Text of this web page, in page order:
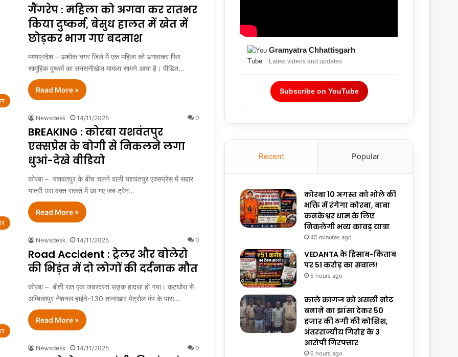
गैंगरेप : महिला को अगवा कर रातभर
किया दुष्कर्म, बेसुध हालत में खेत में
छोड़कर भाग गए बदमाश
मध्यप्रदेश – अशोक नगर जिले में एक महिला को अगवाकर फिर
सामूहिक दुष्कर्म का सनसनीखेज मामला सामने आया है। पीड़ित…
Read More »
Newsdesk 14/11/2025 0
BREAKING : कोरबा यशवंतपुर
एक्सप्रेस के बोगी से निकलने लगा
धुआं-देखे वीडियो
कोरबा – यशवंतपुर के बीच चलने वाली यशवंतपुर एक्सप्रेस में सवार
यात्री उस वक्त सकते में आ गए जब ट्रेन…
Read More »
Newsdesk 14/11/2025 0
Road Accident : ट्रेलर और बोलेरो
की भिड़ंत में दो लोगों की दर्दनाक मौत
कोरबा – बीती रात एक जबरदस्त सड़क हादसा हो गया। कटघोरा से
अम्बिकापुर नेशनल हाईवे-130 तानाखार पेट्रोल पंप के पास…
Read More »
Newsdesk 14/11/2025 0
Gramyatra Chhattisgarh
Latest videos and updates
Subscribe on YouTube
Recent Popular
कोरबा 10 अगस्त को भोले की
भक्ति में रंगेगा कोरबा, बाबा
कनकेश्वर धाम के लिए
निकलेगी भव्य कावड़ यात्रा
45 minutes ago
VEDANTA के हिसाब-किताब
पर ₹51 करोड़ का सवाल!
5 hours ago
काले कागज को असली नोट
बनाने का झांसा देकर 50
हजार की ठगी की कोशिश,
अंतरराज्यीय गिरोह के 3
आरोपी गिरफ्तार
6 hours ago